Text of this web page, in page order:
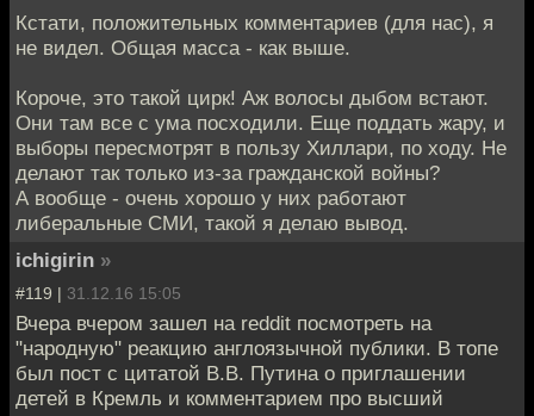
Кстати, положительных комментариев (для нас), я
не видел. Общая масса - как выше.
Короче, это такой цирк! Аж волосы дыбом встают.
Они там все с ума посходили. Еще поддать жару, и
выборы пересмотрят в пользу Хиллари, по ходу. Не
делают так только из-за гражданской войны?
А вообще - очень хорошо у них работают
либеральные СМИ, такой я делаю вывод.
ichigirin »
#119 | 31.12.16 15:05
Вчера вчером зашел на reddit посмотреть на
"народную" реакцию англоязычной публики. В топе
был пост с цитатой В.В. Путина о приглашении
детей в Кремль и комментарием про высший